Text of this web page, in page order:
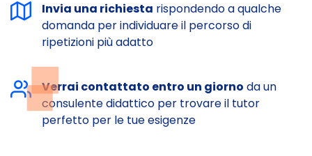
Invia una richiesta rispondendo a qualche
domanda per individuare il percorso di
ripetizioni più adatto
Verrai contattato entro un giorno da un
consulente didattico per trovare il tutor
perfetto per le tue esigenze